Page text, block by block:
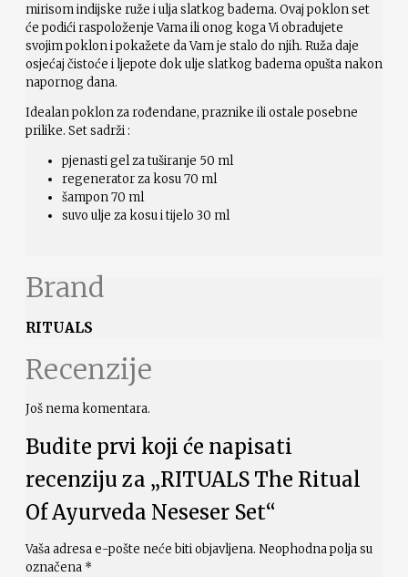
mirisom indijske ruže i ulja slatkog badema. Ovaj poklon set
će podići raspoloženje Vama ili onog koga Vi obradujete
svojim poklon i pokažete da Vam je stalo do njih. Ruža daje
osjećaj čistoće i ljepote dok ulje slatkog badema opušta nakon
napornog dana.
Idealan poklon za rođendane, praznike ili ostale posebne
prilike. Set sadrži :
pjenasti gel za tuširanje 50 ml
regenerator za kosu 70 ml
šampon 70 ml
suvo ulje za kosu i tijelo 30 ml
Brand
RITUALS
Recenzije
Još nema komentara.
Budite prvi koji će napisati
recenziju za „RITUALS The Ritual
Of Ayurveda Neseser Set“
Vaša adresa e-pošte neće biti objavljena. Neophodna polja su
označena *